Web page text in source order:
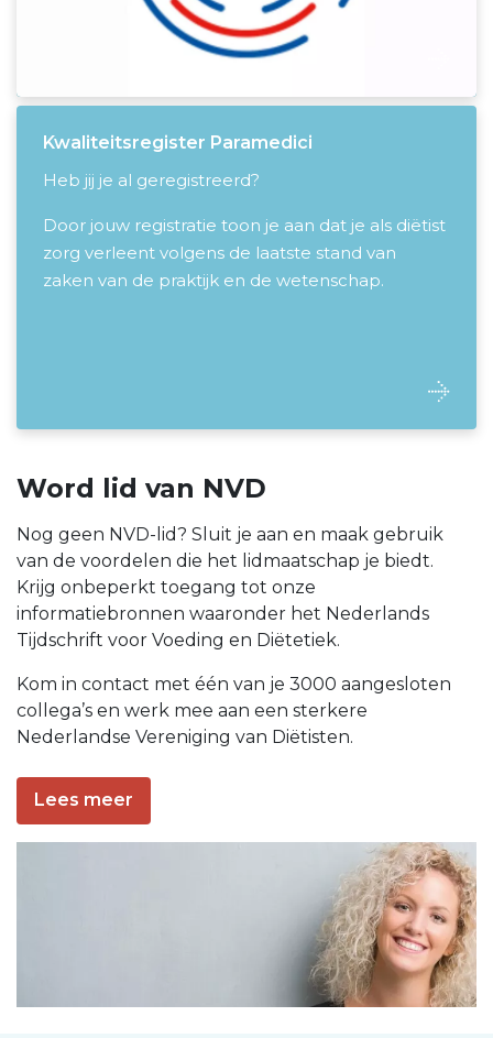
Kwaliteitsregister Paramedici
Heb jij je al geregistreerd?
Door jouw registratie toon je aan dat je als diëtist
zorg verleent volgens de laatste stand van
zaken van de praktijk en de wetenschap.
Word lid van NVD
Nog geen NVD-lid? Sluit je aan en maak gebruik
van de voordelen die het lidmaatschap je biedt.
Krijg onbeperkt toegang tot onze
informatiebronnen waaronder het Nederlands
Tijdschrift voor Voeding en Diëtetiek.
Kom in contact met één van je 3000 aangesloten
collega’s en werk mee aan een sterkere
Nederlandse Vereniging van Diëtisten.
Lees meer